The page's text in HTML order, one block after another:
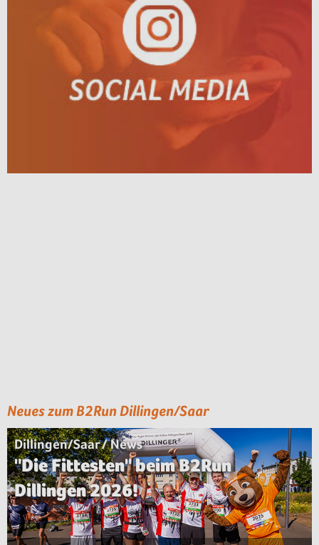
Neues zum B2Run Dillingen/Saar
Dillingen/Saar / News
"Die Fittesten" beim B2Run
Dillingen 2026!